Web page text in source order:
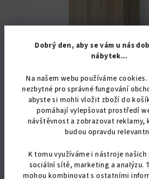
Dobrý den, aby se vám u nás
nábytek...
Na našem webu používáme
nezbytné pro správné fungování
abyste si mohli vložit zboží do
pomáhají vylepšovat prostředí
návštěvnost a zobrazovat reklamy,
budou opravdu
K tomu využíváme i nástroje
sociální sítě, marketing a analýzu.
mohou kombinovat s ostatními
Rohová šatní skříň Alfa
8 990 Kč
Skladem(14 ks)